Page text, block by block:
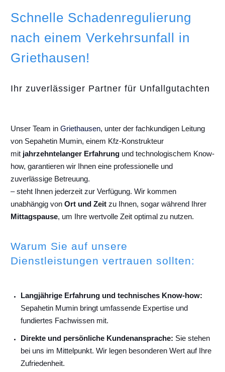
Schnelle Schadenregulierung
nach einem Verkehrsunfall in
Griethausen!
Ihr zuverlässiger Partner für Unfallgutachten
Unser Team in Griethausen, unter der fachkundigen Leitung
von Sepahetin Mumin, einem Kfz-Konstrukteur
mit jahrzehntelanger Erfahrung und technologischem Know-
how, garantieren wir Ihnen eine professionelle und
zuverlässige Betreuung.
– steht Ihnen jederzeit zur Verfügung. Wir kommen
unabhängig von Ort und Zeit zu Ihnen, sogar während Ihrer
Mittagspause, um Ihre wertvolle Zeit optimal zu nutzen.
Warum Sie auf unsere
Dienstleistungen vertrauen sollten:
Langjährige Erfahrung und technisches Know-how:
Sepahetin Mumin bringt umfassende Expertise und
fundiertes Fachwissen mit.
Direkte und persönliche Kundenansprache: Sie stehen
bei uns im Mittelpunkt. Wir legen besonderen Wert auf Ihre
Zufriedenheit.